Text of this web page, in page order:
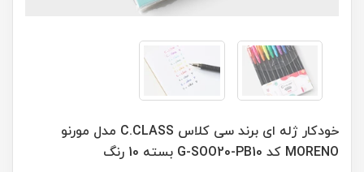
خودکار ژله ای برند سی کلاس C.CLASS مدل مورنو
MORENO کد G-SOO20-PB10 بسته 10 رنگ